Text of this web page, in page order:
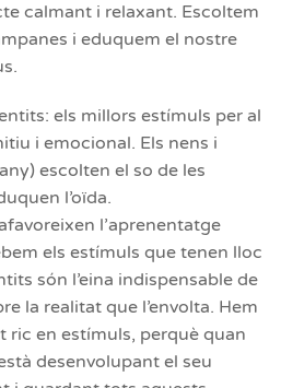
calmant i relaxant. Escoltem
i eduquem el nostre
els millors estímuls per al
i emocional. Els nens i
escolten el so de les
l’oïda.
l’aprenentatge
els estímuls que tenen lloc
són l’eina indispensable de
la realitat que l’envolta. Hem
ric en estímuls, perquè quan
desenvolupant el seu